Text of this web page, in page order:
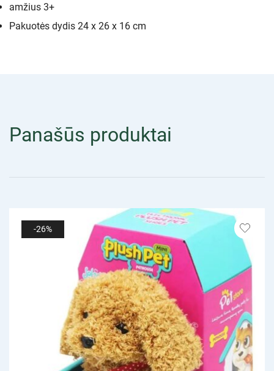
amžius 3+
Pakuotės dydis 24 x 26 x 16 cm
Panašūs produktai
-26%